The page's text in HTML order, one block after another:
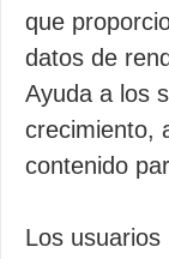
que
datos de
Ayuda a los
crecimiento,
contenido
Los